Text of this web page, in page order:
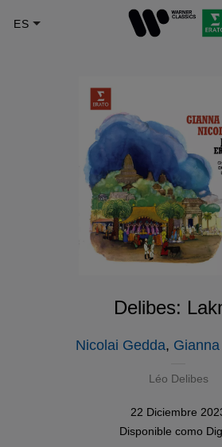
Delibes:
Nicolai Gedda,
Léo Delibes
22 Diciembre
Disponible como